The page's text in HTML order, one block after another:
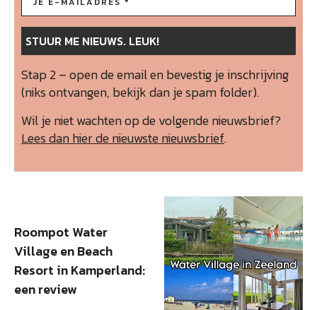
Stap 2 – open de email en bevestig je inschrijving
(niks ontvangen, bekijk dan je spam folder).
Wil je niet wachten op de volgende nieuwsbrief?
Lees dan hier de nieuwste nieuwsbrief.
Roompot Water
Village en Beach
Resort in Kamperland:
een review